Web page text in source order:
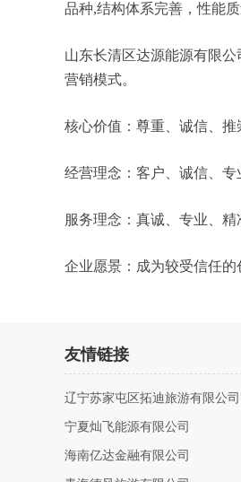
品种,结构体系完善，性能质
山东长清区达源能源有限
营销模式。
核心价值：尊重、诚信、
经营理念：客户、诚信、专
服务理念：真诚、专业、
企业愿景：成为较受信任
友情链接
辽宁苏家屯区拓迪旅游有限公司
宁夏灿飞能源有限公司
海南亿达金融有限公司